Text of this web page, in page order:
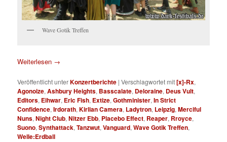
Wave Gotik Treffen
Weiterlesen →
Veröffentlicht unterKonzertberichte |Verschlagwortet mit[x]-Rx,
Agonoize,Ashbury Heights, Basscalate, Deloraine, Deus Vult,
Editors, Eihwar, Eric Fish, Extize,Gothminister,In Strict
Confidence,Irdorath,Kirlian Camera, Ladytron, Leipzig,Merciful
Nuns,Night Club,Nitzer Ebb, Placebo Effect, Reaper, Rroyce,
Suono,Synthattack,Tanzwut,Vanguard,Wave Gotik Treffen,
Welle:Erdball